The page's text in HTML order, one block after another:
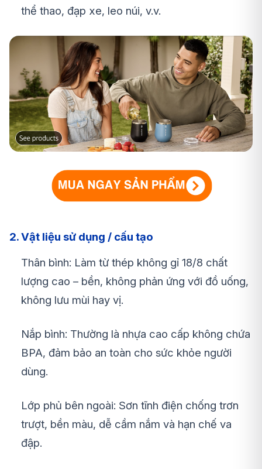
thể thao, đạp xe, leo núi, v.v.
2. Vật liệu sử dụng / cấu tạo
Thân bình: Làm từ thép không gỉ 18/8 chất
lượng cao – bền, không phản ứng với đồ uống,
không lưu mùi hay vị.
Nắp bình: Thường là nhựa cao cấp không chứa
BPA, đảm bảo an toàn cho sức khỏe người
dùng.
Lớp phủ bên ngoài: Sơn tĩnh điện chống trơn
trượt, bền màu, dễ cầm nắm và hạn chế va
đập.